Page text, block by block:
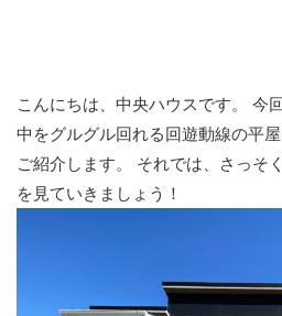
こんにちは、中央ハウスです。 今
中をグルグル回れる回遊動線の平
ご紹介します。 それでは、さっそ
を見ていきましょう！